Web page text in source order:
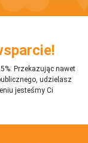
Przekazując nawet
udzielasz
jesteśmy Ci